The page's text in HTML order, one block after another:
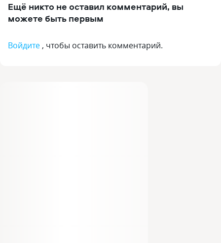
Ещё никто не оставил комментарий, вы
можете быть первым
Войдите , чтобы оставить комментарий.